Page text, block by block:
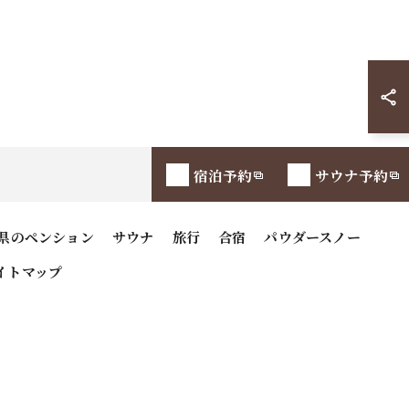
宿泊予約 サウナ予約
のペンション サウナ 旅行 合宿
パウダースノー
トマップ